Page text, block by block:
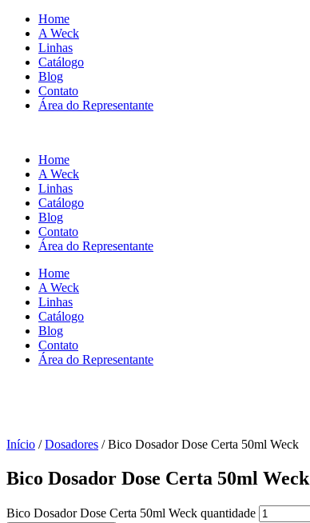
Home
A Weck
Linhas
Catálogo
Blog
Contato
Área do Representante
Home
A Weck
Linhas
Catálogo
Blog
Contato
Área do Representante
Home
A Weck
Linhas
Catálogo
Blog
Contato
Área do Representante
Início /Dosadores / Bico Dosador Dose Certa 50ml Weck
Bico Dosador Dose Certa 50ml Weck
Bico Dosador Dose Certa 50ml Weck quantidade